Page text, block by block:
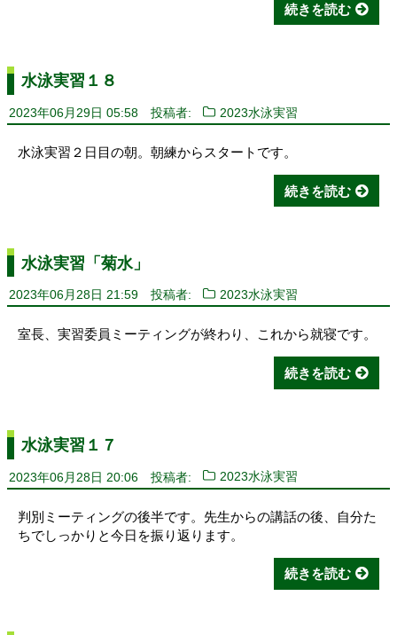
続きを読む
水泳実習１８
2023年06月29日 05:58 投稿者: 2023水泳実習
水泳実習２日目の朝。朝練からスタートです。
続きを読む
水泳実習「菊水」
2023年06月28日 21:59 投稿者: 2023水泳実習
室長、実習委員ミーティングが終わり、これから就寝です。
続きを読む
水泳実習１７
2023年06月28日 20:06 投稿者: 2023水泳実習
判別ミーティングの後半です。先生からの講話の後、自分た
ちでしっかりと今日を振り返ります。
続きを読む